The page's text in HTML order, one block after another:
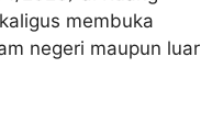
membuka
negeri maupun luar